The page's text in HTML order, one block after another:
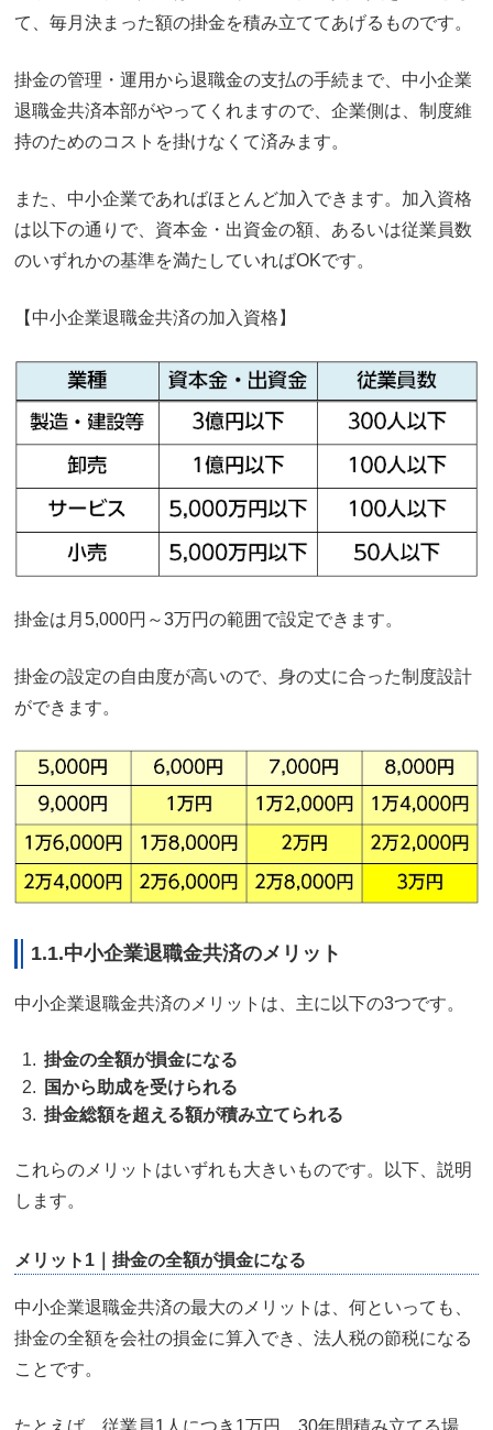
て、毎月決まった額の掛金を積み立ててあげるものです。
掛金の管理・運用から退職金の支払の手続まで、中小企業
退職金共済本部がやってくれますので、企業側は、制度維
持のためのコストを掛けなくて済みます。
また、中小企業であればほとんど加入できます。加入資格
は以下の通りで、資本金・出資金の額、あるいは従業員数
のいずれかの基準を満たしていればOKです。
【中小企業退職金共済の加入資格】
掛金は月5,000円～3万円の範囲で設定できます。
掛金の設定の自由度が高いので、身の丈に合った制度設計
ができます。
1.1.中小企業退職金共済のメリット
中小企業退職金共済のメリットは、主に以下の3つです。
掛金の全額が損金になる
国から助成を受けられる
掛金総額を超える額が積み立てられる
これらのメリットはいずれも大きいものです。以下、説明
します。
メリット1｜掛金の全額が損金になる
中小企業退職金共済の最大のメリットは、何といっても、
掛金の全額を会社の損金に算入でき、法人税の節税になる
ことです。
たとえば、従業員1人につき1万円、30年間積み立てる場